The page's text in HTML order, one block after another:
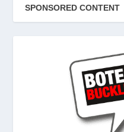
SPONSORED CONTENT